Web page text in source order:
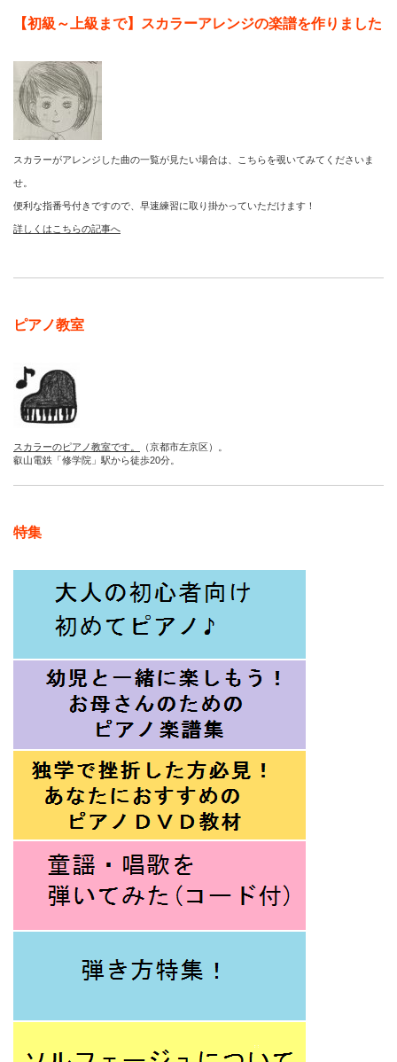
【初級～上級まで】スカラーアレンジの楽譜を作りました
スカラーがアレンジした曲の一覧が見たい場合は、こちらを覗いてみてくださいま
せ。
便利な指番号付きですので、早速練習に取り掛かっていただけます！
詳しくはこちらの記事へ
ピアノ教室
スカラーのピアノ教室です。
（京都市左京区）。
叡山電鉄「修学院」駅から徒歩20分。
特集